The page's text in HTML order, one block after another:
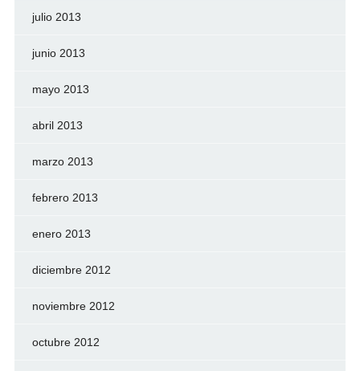
julio 2013
junio 2013
mayo 2013
abril 2013
marzo 2013
febrero 2013
enero 2013
diciembre 2012
noviembre 2012
octubre 2012